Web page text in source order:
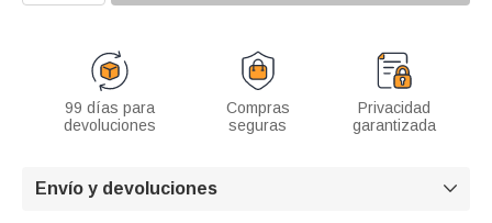
99 días para
devoluciones
Compras
seguras
Privacidad
garantizada
Envío y devoluciones 